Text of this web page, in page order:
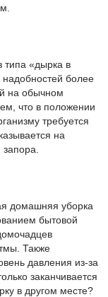
типа «дырка в
более
на обычном
что в положении
требуется
на
домашняя уборка
бытовой
Также
давления из-за
заканчивается
в другом месте?